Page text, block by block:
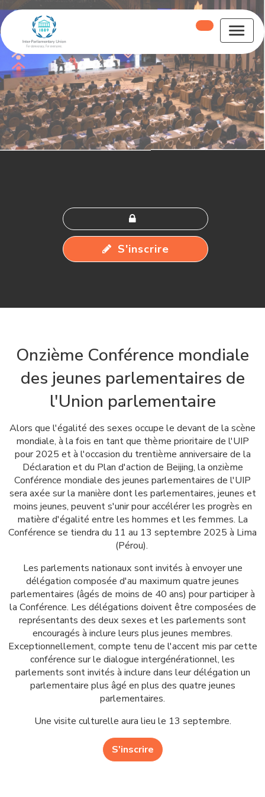
S'inscrire
Onzième Conférence mondiale
des jeunes parlementaires de
l'Union parlementaire
Alors que l'égalité des sexes occupe le devant de la scène
mondiale, à la fois en tant que thème prioritaire de l'UIP
pour 2025 et à l'occasion du trentième anniversaire de la
Déclaration et du Plan d'action de Beijing, la onzième
Conférence mondiale des jeunes parlementaires de l'UIP
sera axée sur la manière dont les parlementaires, jeunes et
moins jeunes, peuvent s'unir pour accélérer les progrès en
matière d'égalité entre les hommes et les femmes. La
Conférence se tiendra du 11 au 13 septembre 2025 à Lima
(Pérou).
Les parlements nationaux sont invités à envoyer une
délégation composée d'au maximum quatre jeunes
parlementaires (âgés de moins de 40 ans) pour participer à
la Conférence. Les délégations doivent être composées de
représentants des deux sexes et les parlements sont
encouragés à inclure leurs plus jeunes membres.
Exceptionnellement, compte tenu de l'accent mis par cette
conférence sur le dialogue intergénérationnel, les
parlements sont invités à inclure dans leur délégation un
parlementaire plus âgé en plus des quatre jeunes
parlementaires.
Une visite culturelle aura lieu le 13 septembre.
S'inscrire